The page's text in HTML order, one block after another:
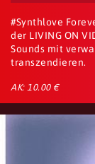
#Synthlove
der LIVING ON
Sounds mit
transzendieren.
AK: 10.00 €